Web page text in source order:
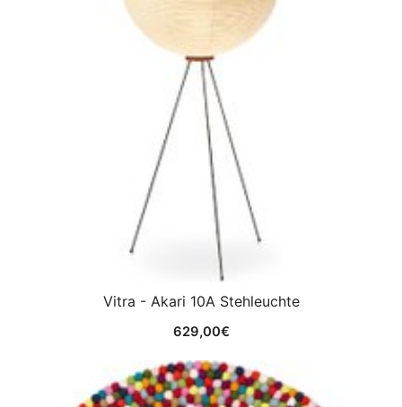
Vitra - Akari 10A Stehleuchte
629,00€